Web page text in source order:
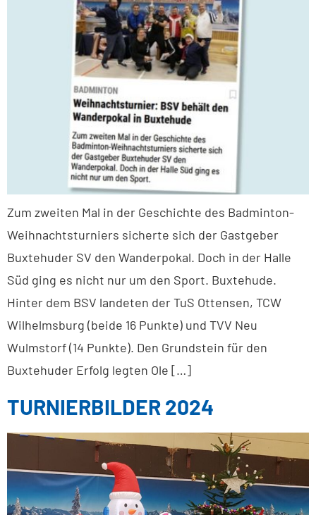
Zum zweiten Mal in der Geschichte des Badminton-
Weihnachtsturniers sicherte sich der Gastgeber
Buxtehuder SV den Wanderpokal. Doch in der Halle
Süd ging es nicht nur um den Sport. Buxtehude.
Hinter dem BSV landeten der TuS Ottensen, TCW
Wilhelmsburg (beide 16 Punkte) und TVV Neu
Wulmstorf (14 Punkte). Den Grundstein für den
Buxtehuder Erfolg legten Ole […]
TURNIERBILDER 2024